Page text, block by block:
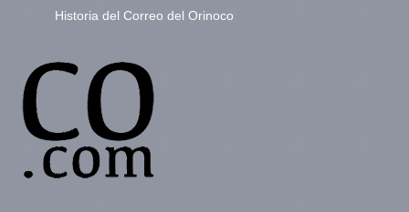
Historia del Correo del Orinoco